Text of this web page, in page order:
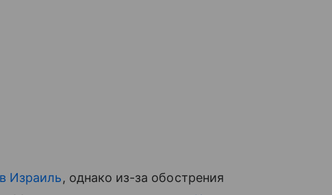
Израиль, однако из-за обострения